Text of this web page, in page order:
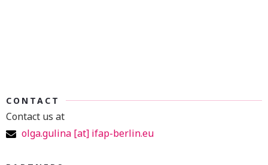
CONTACT
Contact us at
olga.gulina [at] ifap-berlin.eu